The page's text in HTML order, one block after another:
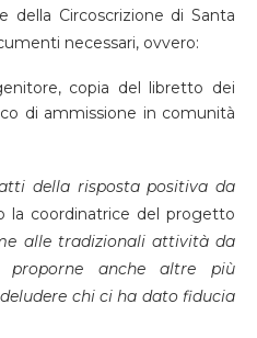
della Circoscrizione di Santa
necessari, ovvero:
copia del libretto dei
di ammissione in comunità
della risposta positiva da
la coordinatrice del progetto
alle tradizionali attività da
proporne anche altre più
chi ci ha dato fiducia